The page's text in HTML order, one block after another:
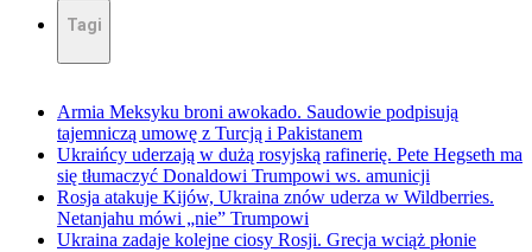
Tagi
Armia Meksyku broni awokado. Saudowie podpisują
tajemniczą umowę z Turcją i Pakistanem
Ukraińcy uderzają w dużą rosyjską rafinerię. Pete Hegseth ma
się tłumaczyć Donaldowi Trumpowi ws. amunicji
Rosja atakuje Kijów, Ukraina znów uderza w Wildberries.
Netanjahu mówi „nie” Trumpowi
Ukraina zadaje kolejne ciosy Rosji. Grecja wciąż płonie